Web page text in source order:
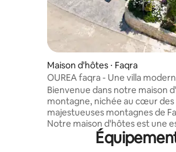
Maison d'hôtes ⋅ Faqra
OUREA faqra - Une villa
élégante de 4 chambres.
Bienvenue dans notre maison
montagne, nichée au cœur des
majestueuses montagnes de
Notre maison d'hôtes est une
parfaite pour ceux qui
retraite paisible et relaxante,